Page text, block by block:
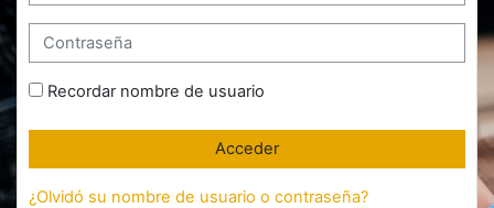
Contraseña
Recordar nombre de usuario
Acceder
¿Olvidó su nombre de usuario o contraseña?